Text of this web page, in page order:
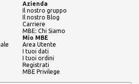
Azienda
Il nostro gruppo
Il nostro Blog
Carriere
MBE: Chi Siamo
Mio MBE
Area Utente
I tuoi dati
I tuoi ordini
Registrati
MBE Privilege